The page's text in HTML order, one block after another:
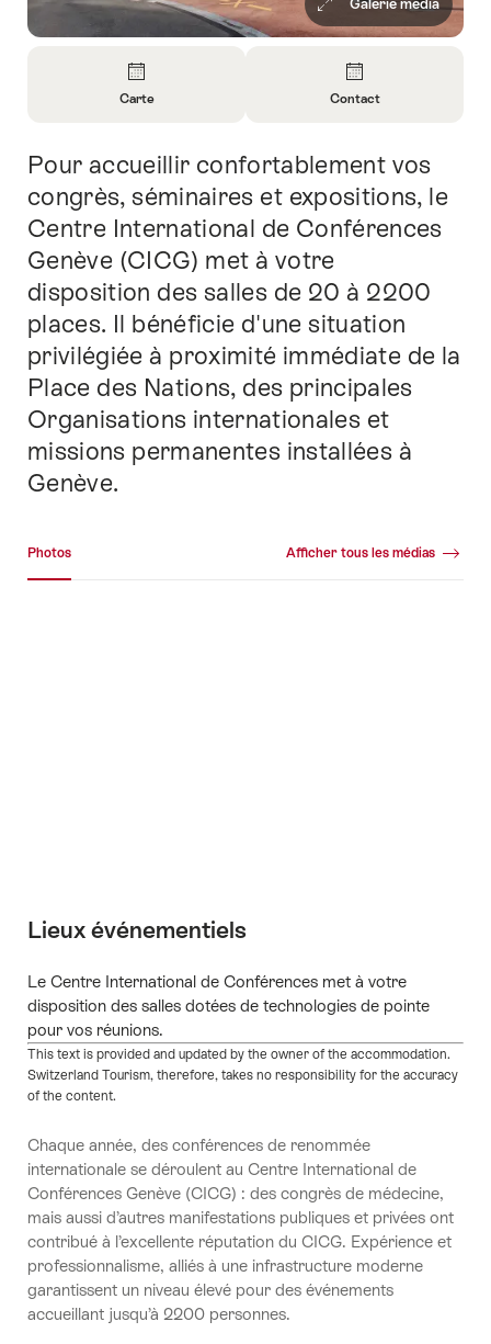
Galerie média
informations
sur
Carte
Carte
informations
sur
Contact
Introduction
Pour accueillir confortablement vos
congrès, séminaires et expositions, le
Centre International de Conférences
Genève (CICG) met à votre
disposition des salles de 20 à 2200
places. Il bénéficie d'une situation
privilégiée à proximité immédiate de la
Place des Nations, des principales
Organisations internationales et
missions permanentes installées à
Genève.
Photos Afficher tous les médias
Lieux événementiels
Le Centre International de Conférences met à votre
disposition des salles dotées de technologies de pointe
pour vos réunions.
This text is provided and updated by the owner of the accommodation.
Switzerland Tourism, therefore, takes no responsibility for the accuracy
of the content.
Chaque année, des conférences de renommée
internationale se déroulent au Centre International de
Conférences Genève (CICG) : des congrès de médecine,
mais aussi d’autres manifestations publiques et privées ont
contribué à l’excellente réputation du CICG. Expérience et
professionnalisme, alliés à une infrastructure moderne
garantissent un niveau élevé pour des événements
accueillant jusqu’à 2200 personnes.